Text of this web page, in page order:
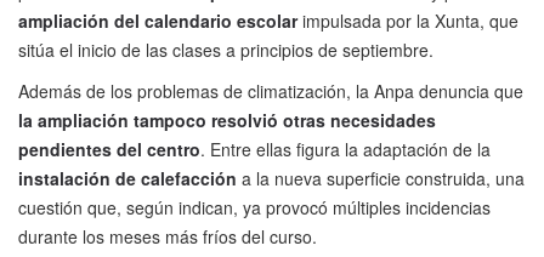
ampliación del calendario escolarimpulsada por la Xunta, que
sitúa el inicio de las clases a principios de septiembre.
Además de los problemas de climatización, la Anpa denuncia que
la ampliación tampoco resolvió otras necesidades
pendientes del centro. Entre ellas figura la adaptación de la
instalación de calefacción a la nueva superficie construida, una
cuestión que, según indican, ya provocó múltiples incidencias
durante los meses más fríos del curso.